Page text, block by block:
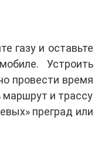
газу и оставьте
Устроить
провести время
и трассу
преград или